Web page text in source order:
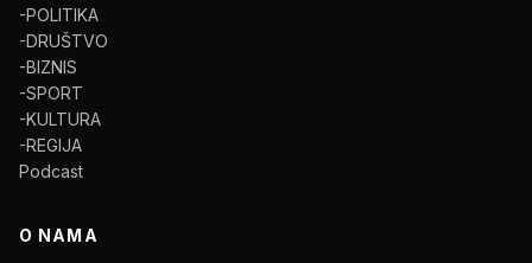
-POLITIKA
-DRUŠTVO
-BIZNIS
-SPORT
-KULTURA
-REGIJA
Podcast
O NAMA